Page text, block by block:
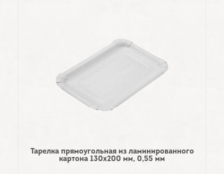
Тарелка прямоугольная из ламинированного
картона 130х200 мм, 0,55 мм